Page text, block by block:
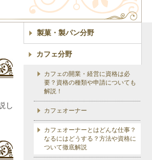
し
製菓・製パン分野
カフェ分野
カフェの開業・経営に資格は必
要？資格の種類や申請についても
解説！
カフェオーナー
カフェオーナーとはどんな仕事？
なるにはどうする？方法や資格に
ついて徹底解説